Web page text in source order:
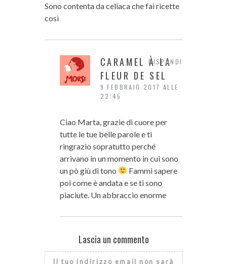
Sono contenta da celiaca che fai ricette
così
CARAMEL À LA
FLEUR DE SEL
9 FEBBRAIO 2017 ALLE
22:45
Ciao Marta, grazie di cuore per
tutte le tue belle parole e ti
ringrazio sopratutto perché
arrivano in un momento in cui sono
un pò giù di tono
Fammi sapere
poi come è andata e se ti sono
piaciute. Un abbraccio enorme
RISPONDI
Lascia un commento
Il tuo indirizzo email non sarà